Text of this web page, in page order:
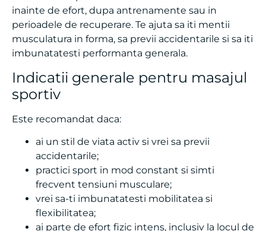
perioadele de recuperare. Te ajuta sa iti mentii
musculatura in forma, sa previi accidentarile si sa iti
imbunatatesti performanta generala.
Indicatii generale pentru masajul
sportiv
Este recomandat daca:
ai un stil de viata activ si vrei sa previi
accidentarile;
practici sport in mod constant si simti
frecvent tensiuni musculare;
vrei sa-ti imbunatatesti mobilitatea si
flexibilitatea;
ai parte de efort fizic intens, inclusiv la locul de
munca.